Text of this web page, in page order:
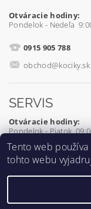
Otváracie hodiny:
Pondelok - Nedeľa
0915 905 788
obchod@kociky.sk
SERVIS
Otváracie hodiny:
Pondelok - Piatok
0905 539 927
2026
Tento web
tohto webu